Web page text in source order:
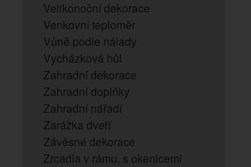
Velikonoční dekorace
Venkovní teploměr
Vůně podle nálady
Vycházková hůl
Zahradní dekorace
Zahradní doplňky
Zahradní nářadí
Zarážka dveří
Závěsné dekorace
Zrcadla v rámu, s okenicemi